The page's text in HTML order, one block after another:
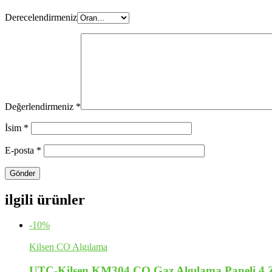
Derecelendirmeniz
Değerlendirmeniz *
İsim *
E-posta *
ilgili ürünler
-10%
Kilsen CO Algılama